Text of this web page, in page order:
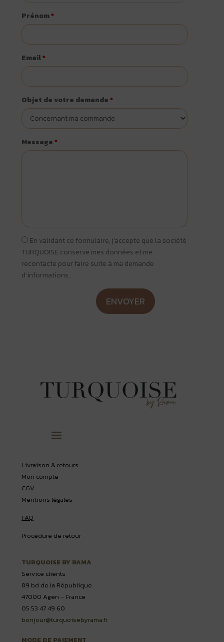
Prénom*
Email*
Objet de votre demande*
Message*
radioEn validant ce formulaire, j’accepte que la société
TURQUOISE conserve mes données et me
recontacte pour faire suite à ma demande
d’informations.
Livraison & retours
Mon compte
CGV
Mentions légales
FAQ
Procédure de retour
TURQUOISE BY RAMA
Service clients
89 bd de la République
47000 Agen – France
05 53 47 49 60
bonjour@turquoisebyrama.fr
MODE DE PAIEMENT